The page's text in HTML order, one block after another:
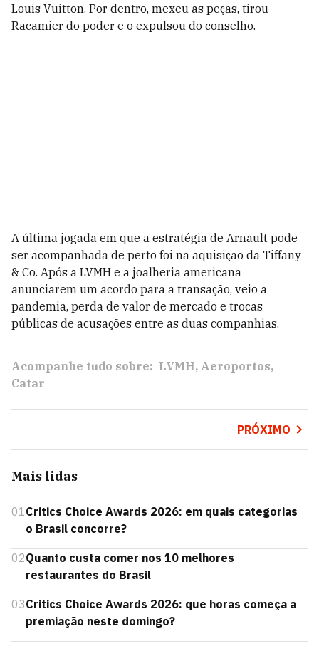
Louis Vuitton. Por dentro, mexeu as peças, tirou
Racamier do poder e o expulsou do conselho.
A última jogada em que a estratégia de Arnault pode
ser acompanhada de perto foi na aquisição da Tiffany
& Co. Após a LVMH e a joalheria americana
anunciarem um acordo para a transação, veio a
pandemia, perda de valor de mercado e trocas
públicas de acusações entre as duas companhias.
Acompanhe tudo sobre: LVMH Aeroportos
Catar
PRÓXIMO
Mais lidas
01Critics Choice Awards 2026: em quais categorias
o Brasil concorre?
02Quanto custa comer nos 10 melhores
restaurantes do Brasil
03Critics Choice Awards 2026: que horas começa a
premiação neste domingo?